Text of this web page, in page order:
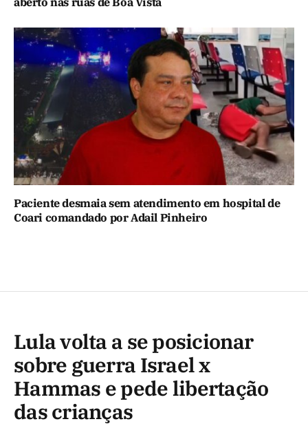
Paciente desmaia sem atendimento em hospital de
Coari comandado por Adail Pinheiro
Lula volta a se posicionar
sobre guerra Israel x
Hammas e pede libertação
das crianças